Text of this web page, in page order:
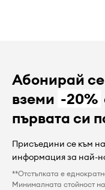
Абонирай
вземи -20%
първата си
Присъедини се към
информация за най-
**Отстъпката е
Минималната стойност